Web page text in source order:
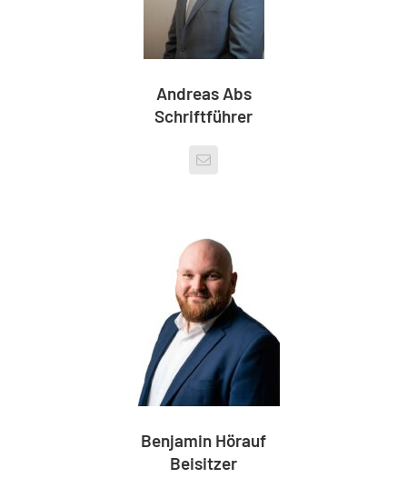
Andreas Abs
Schriftführer
Benjamin Hörauf
Beisitzer